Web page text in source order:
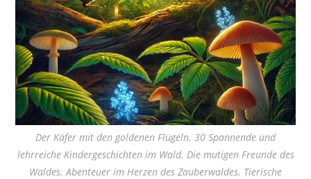
Der Käfer mit den goldenen Flügeln. 30 Spannende und
lehrreiche Kindergeschichten im Wald. Die mutigen Freunde des
Waldes. Abenteuer im Herzen des Zauberwaldes. Tierische